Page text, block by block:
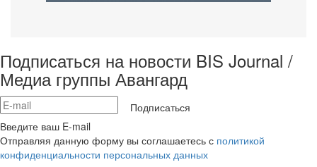
Подписаться на новости BIS Journal /
Медиа группы Авангард
Подписаться
Введите ваш E-mail
Отправляя данную форму вы соглашаетесь с политикой
конфиденциальности персональных данных